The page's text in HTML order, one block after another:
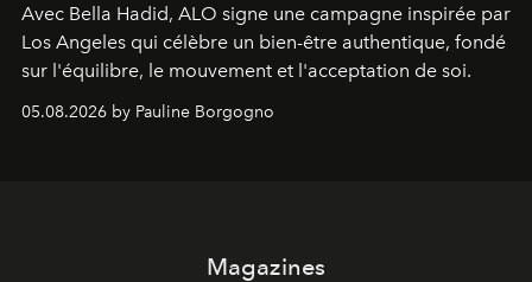
Avec Bella Hadid, ALO signe une campagne inspirée par
Los Angeles qui célèbre un bien-être authentique, fondé
sur l'équilibre, le mouvement et l'acceptation de soi.
05.08.2026 by Pauline Borgogno
Magazines